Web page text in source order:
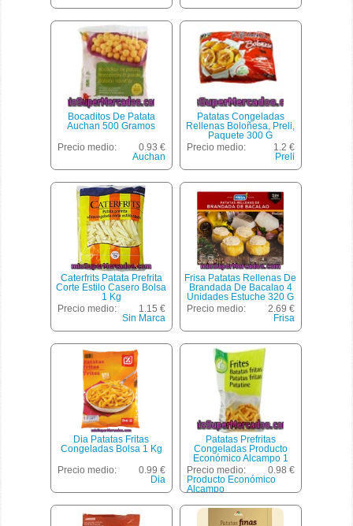
Bocaditos De Patata
Auchan 500 Gramos
Precio medio:
0.93 €
Auchan
Patatas Congeladas
Rellenas Boloñesa, Preli,
Paquete 300 G
Precio medio:
1.2 €
Preli
Caterfrits Patata Prefrita
Corte Estilo Casero Bolsa
1 Kg
Precio medio:
1.15 €
Sin Marca
Frisa Patatas Rellenas De
Brandada De Bacalao 4
Unidades Estuche 320 G
Precio medio:
2.69 €
Frisa
Dia Patatas Fritas
Congeladas Bolsa 1 Kg
Precio medio:
0.99 €
Dia
Patatas Prefritas
Congeladas Producto
Económico Alcampo 1
Kilogramo
Precio medio:
0.98 €
Producto Económico
Alcampo